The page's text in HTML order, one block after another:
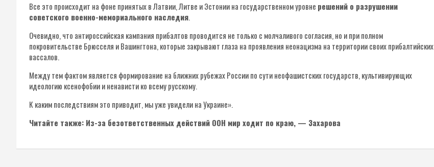
Все это происходит на фоне принятых в Латвии, Литве и Эстонии на государственном уровне решений о разрушении
советского военно-мемориального наследия.
Очевидно, что антироссийская кампания прибалтов проводится не только с молчаливого согласия, но и при полном
покровительстве Брюсселя и Вашингтона, которые закрывают глаза на проявления неонацизма на территории своих прибалтийских
вассалов.
Между тем фактом является формирование на ближних рубежах России по сути неофашистских государств, культивирующих
идеологию ксенофобии и ненависти ко всему русскому.
К каким последствиям это приводит, мы уже увидели на Украине».
Читайте также: Из-за безответственных действий ООН мир ходит по краю, — Захарова